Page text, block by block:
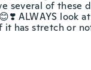
several of these
ALWAYS look
has stretch or